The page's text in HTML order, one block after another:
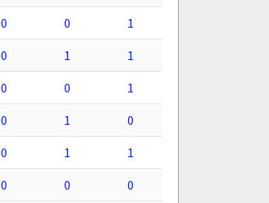
0 0 1
0 1 1
0 0 1
0 1 0
0 1 1
0 0 0